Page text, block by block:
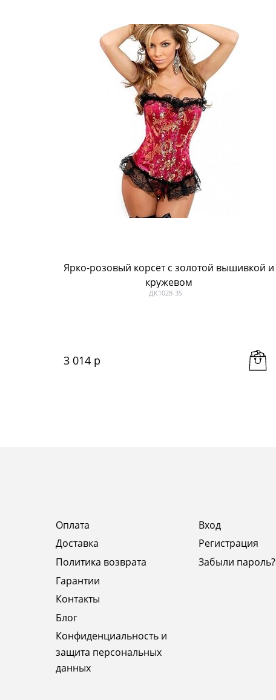
Ярко-розовый корсет с золотой вышивкой и
кружевом
ДК1028-3S
3 014 р
Оплата
Доставка
Политика возврата
Гарантии
Контакты
Блог
Конфиденциальность и
защита персональных
данных
Вход
Регистрация
Забыли пароль?